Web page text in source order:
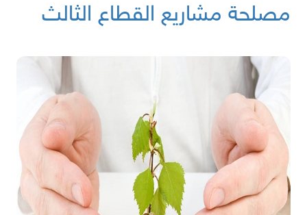
مصلحة مشاريع القطاع الثالث